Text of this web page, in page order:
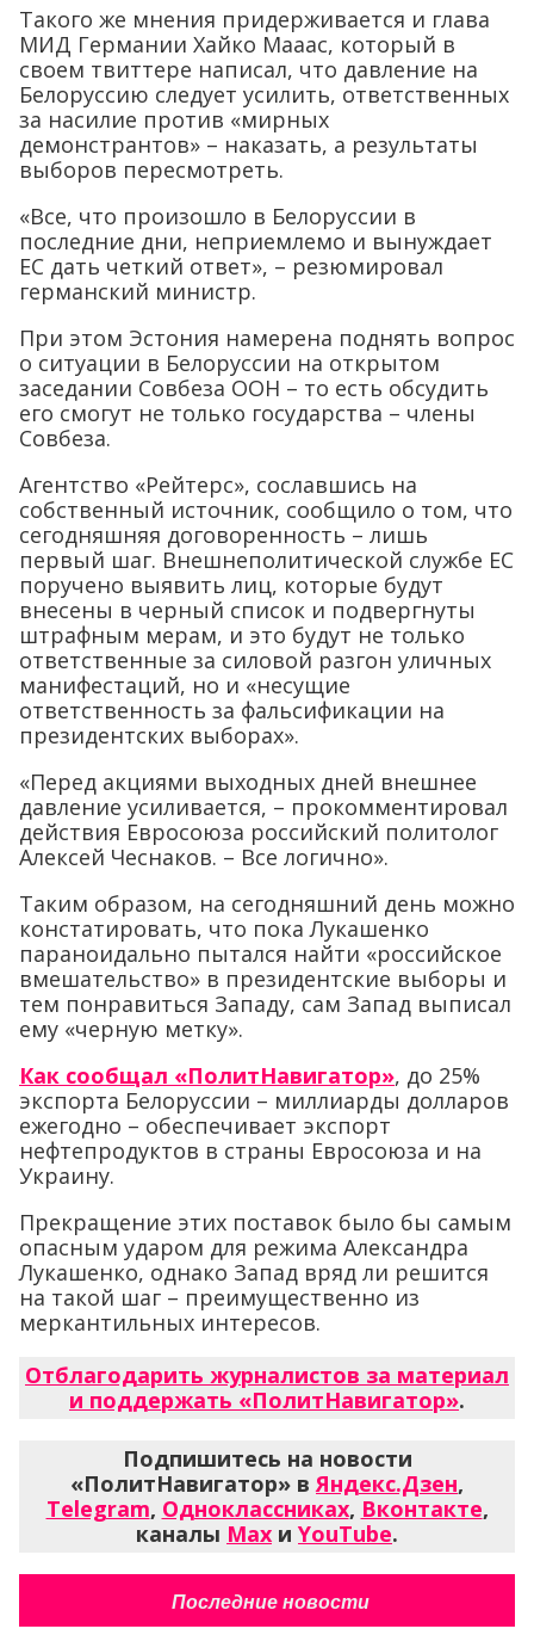
Такого же мнения придерживается и глава
МИД Германии Хайко Мааас, который в
своем твиттере написал, что давление на
Белоруссию следует усилить, ответственных
за насилие против «мирных
демонстрантов» – наказать, а результаты
выборов пересмотреть.
«Все, что произошло в Белоруссии в
последние дни, неприемлемо и вынуждает
ЕС дать четкий ответ», – резюмировал
германский министр.
При этом Эстония намерена поднять вопрос
о ситуации в Белоруссии на открытом
заседании Совбеза ООН – то есть обсудить
его смогут не только государства – члены
Совбеза.
Агентство «Рейтерс», сославшись на
собственный источник, сообщило о том, что
сегодняшняя договоренность – лишь
первый шаг. Внешнеполитической службе ЕС
поручено выявить лиц, которые будут
внесены в черный список и подвергнуты
штрафным мерам, и это будут не только
ответственные за силовой разгон уличных
манифестаций, но и «несущие
ответственность за фальсификации на
президентских выборах».
«Перед акциями выходных дней внешнее
давление усиливается, – прокомментировал
действия Евросоюза российский политолог
Алексей Чеснаков. – Все логично».
Таким образом, на сегодняшний день можно
констатировать, что пока Лукашенко
параноидально пытался найти «российское
вмешательство» в президентские выборы и
тем понравиться Западу, сам Запад выписал
ему «черную метку».
Как сообщал «ПолитНавигатор», до 25%
экспорта Белоруссии – миллиарды долларов
ежегодно – обеспечивает экспорт
нефтепродуктов в страны Евросоюза и на
Украину.
Прекращение этих поставок было бы самым
опасным ударом для режима Александра
Лукашенко, однако Запад вряд ли решится
на такой шаг – преимущественно из
меркантильных интересов.
Отблагодарить журналистов за материал
и поддержать «ПолитНавигатор».
Подпишитесь на новости
«ПолитНавигатор» вЯндекс.Дзен,
Telegram, Одноклассниках, Вконтакте,
каналы Max и YouTube.
Последние новости